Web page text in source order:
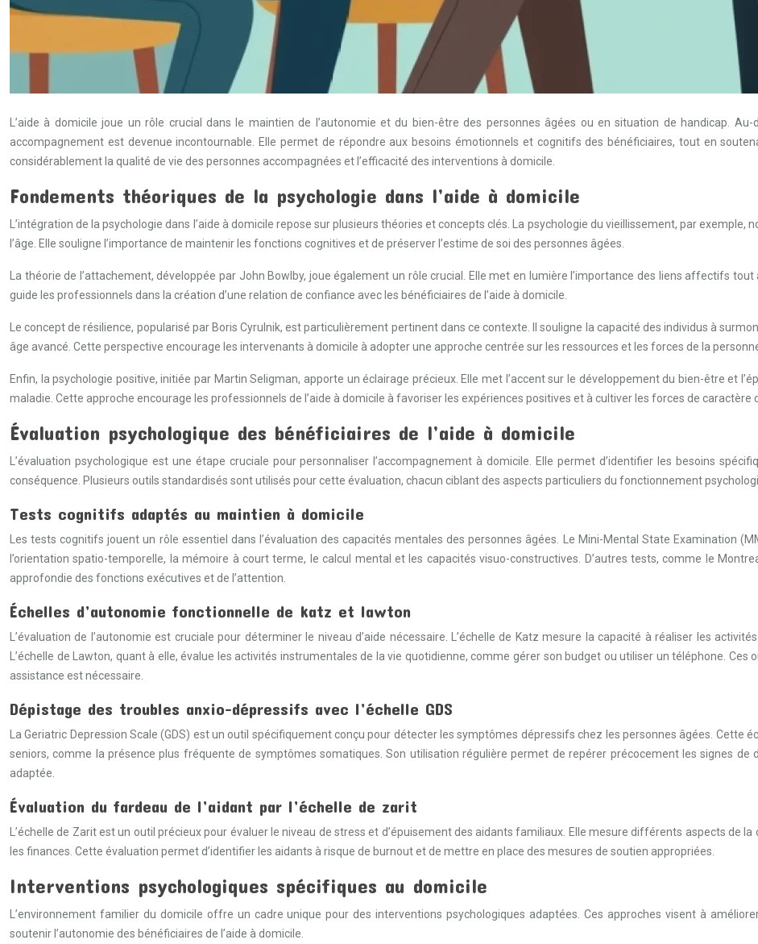
L’aide à domicile joue un rôle crucial dans le maintien de l’autonomie et du bien-être des personnes âgées ou en situation de handicap.
accompagnement est devenue incontournable. Elle permet de répondre aux besoins émotionnels et cognitifs des bénéficiaires, tout en
considérablement la qualité de vie des personnes accompagnées et l’efficacité des interventions à domicile.
Fondements théoriques de la psychologie dans l’aide à domicile
L’intégration de la psychologie dans l’aide à domicile repose sur plusieurs théories et concepts clés. La psychologie du vieillissement, par
l’âge. Elle souligne l’importance de maintenir les fonctions cognitives et de préserver l’estime de soi des personnes âgées.
La théorie de l’attachement, développée par John Bowlby, joue également un rôle crucial. Elle met en lumière l’importance des liens affectifs
guide les professionnels dans la création d’une relation de confiance avec les bénéficiaires de l’aide à domicile.
Le concept de résilience, popularisé par Boris Cyrulnik, est particulièrement pertinent dans ce contexte. Il souligne la capacité des individus à
âge avancé. Cette perspective encourage les intervenants à domicile à adopter une approche centrée sur les ressources et les forces de la
Enfin, la psychologie positive, initiée par Martin Seligman, apporte un éclairage précieux. Elle met l’accent sur le développement du bien-être et
maladie. Cette approche encourage les professionnels de l’aide à domicile à favoriser les expériences positives et à cultiver les forces de caractère
Évaluation psychologique des bénéficiaires de l’aide à domicile
L’évaluation psychologique est une étape cruciale pour personnaliser l’accompagnement à domicile. Elle permet d’identifier les besoins
conséquence. Plusieurs outils standardisés sont utilisés pour cette évaluation, chacun ciblant des aspects particuliers du fonctionnement
Tests cognitifs adaptés au maintien à domicile
Les tests cognitifs jouent un rôle essentiel dans l’évaluation des capacités mentales des personnes âgées. Le Mini-Mental State Examination
l’orientation spatio-temporelle, la mémoire à court terme, le calcul mental et les capacités visuo-constructives. D’autres tests, comme le
approfondie des fonctions exécutives et de l’attention.
Échelles d’autonomie fonctionnelle de katz et lawton
L’évaluation de l’autonomie est cruciale pour déterminer le niveau d’aide nécessaire. L’échelle de Katz mesure la capacité à réaliser les
L’échelle de Lawton, quant à elle, évalue les activités instrumentales de la vie quotidienne, comme gérer son budget ou utiliser un téléphone.
assistance est nécessaire.
Dépistage des troubles anxio-dépressifs avec l’échelle GDS
La Geriatric Depression Scale (GDS) est un outil spécifiquement conçu pour détecter les symptômes dépressifs chez les personnes âgées. Cette
seniors, comme la présence plus fréquente de symptômes somatiques. Son utilisation régulière permet de repérer précocement les signes de
adaptée.
Évaluation du fardeau de l’aidant par l’échelle de zarit
L’échelle de Zarit est un outil précieux pour évaluer le niveau de stress et d’épuisement des aidants familiaux. Elle mesure différents aspects de
les finances. Cette évaluation permet d’identifier les aidants à risque de burnout et de mettre en place des mesures de soutien appropriées.
Interventions psychologiques spécifiques au domicile
L’environnement familier du domicile offre un cadre unique pour des interventions psychologiques adaptées. Ces approches visent à
soutenir l’autonomie des bénéficiaires de l’aide à domicile.